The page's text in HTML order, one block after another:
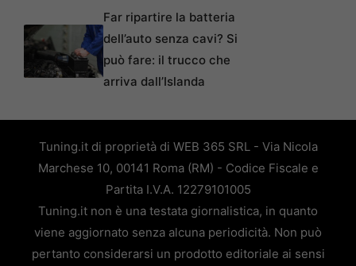
Far ripartire la batteria
dell’auto senza cavi? Si
può fare: il trucco che
arriva dall’Islanda
Tuning.it di proprietà di WEB 365 SRL - Via Nicola
Marchese 10, 00141 Roma (RM) - Codice Fiscale e
Partita I.V.A. 12279101005
Tuning.it non è una testata giornalistica, in quanto
viene aggiornato senza alcuna periodicità. Non può
pertanto considerarsi un prodotto editoriale ai sensi